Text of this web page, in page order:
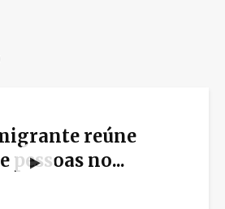
reúne
pessoas no...